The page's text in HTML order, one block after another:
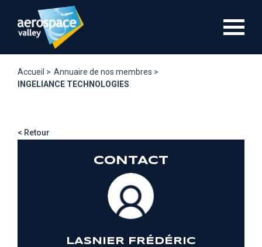
contenu
Accueil > Annuaire de nos membres >
INGELIANCE TECHNOLOGIES
< Retour
CONTACT
LASNIER FRÉDÉRIC